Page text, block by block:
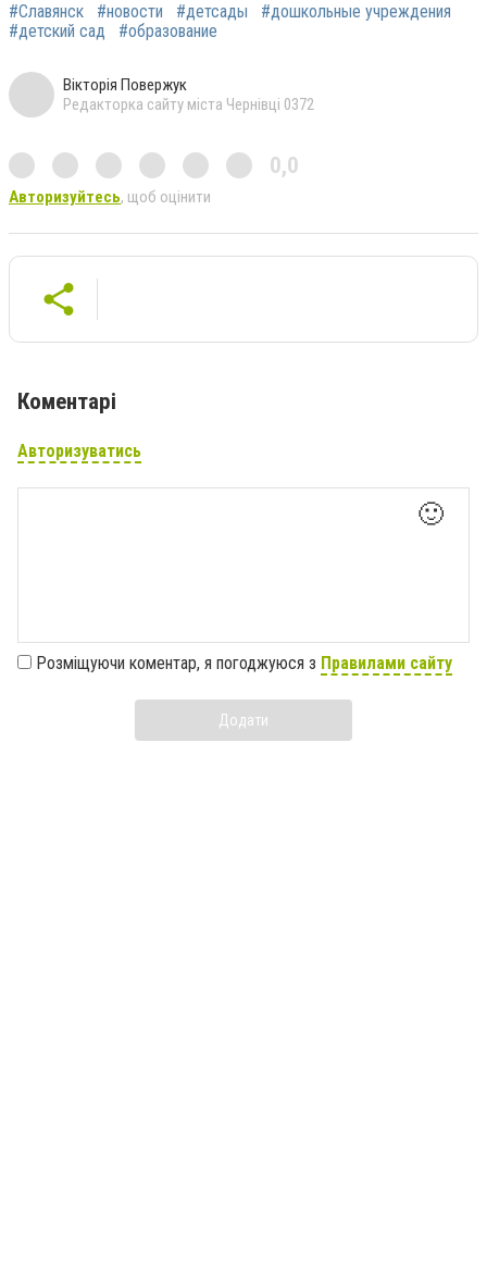
#Славянск #новости #детсады
#дошкольные учреждения
#детский сад
#образование
Вікторія Повержук
Редакторка сайту міста Чернівці 0372
0,0
Авторизуйтесь, щоб оцінити
Коментарі
Авторизуватись
🙂
Розміщуючи коментар, я погоджуюся з Правилами сайту
Додати